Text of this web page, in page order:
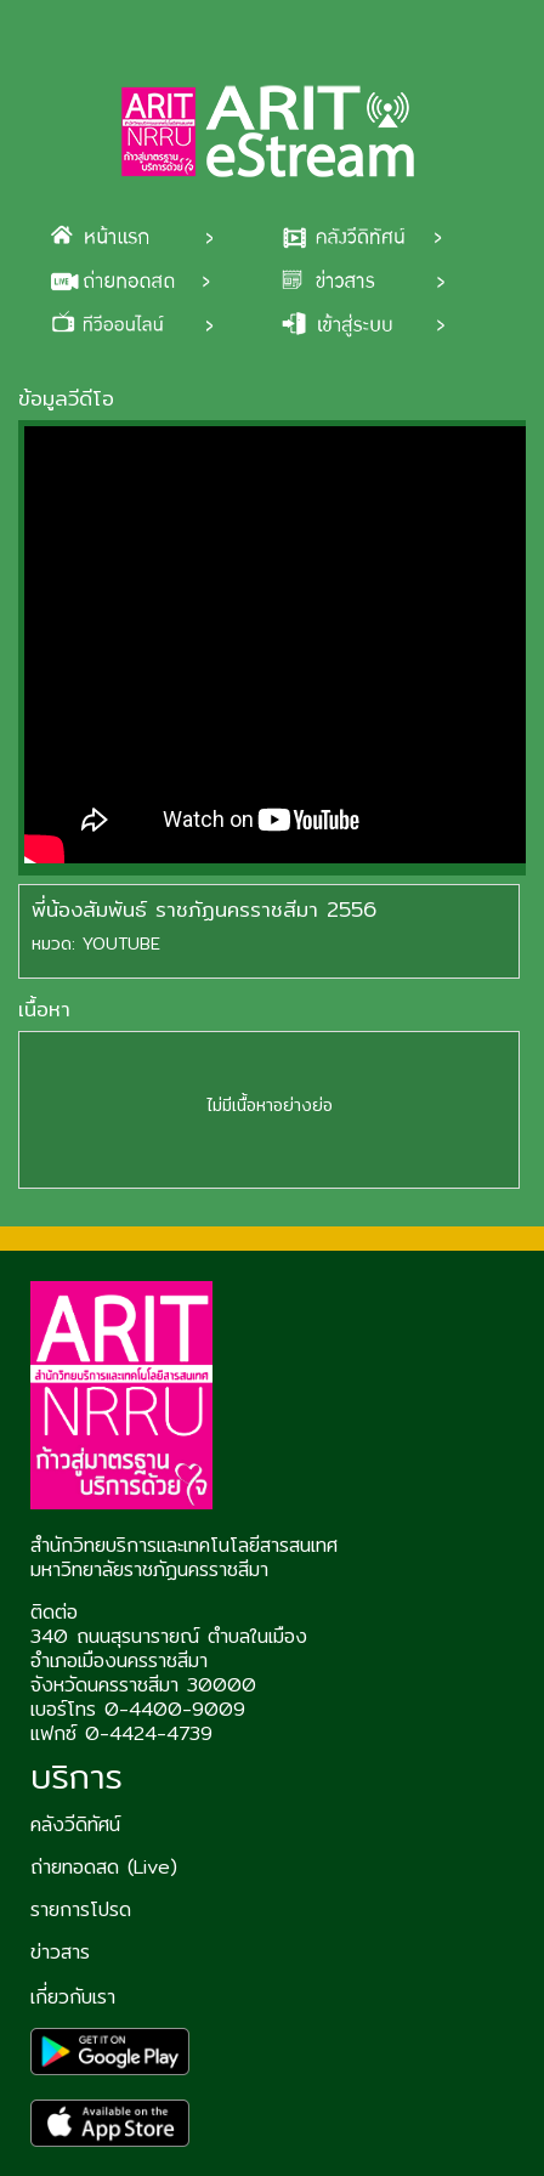
ข้อมูลวีดีโอ
พี่น้องสัมพันธ์ ราชภัฏนครราชสีมา 2556
หมวด: YOUTUBE
เนื้อหา
ไม่มีเนื้อหาอย่างย่อ
สำนักวิทยบริการและเทคโนโลยีสารสนเทศ
มหาวิทยาลัยราชภัฏนครราชสีมา
ติดต่อ
340 ถนนสุรนารายณ์ ตำบลในเมือง
อำเภอเมืองนครราชสีมา
จังหวัดนครราชสีมา 30000
เบอร์โทร 0-4400-9009
แฟกซ์ 0-4424-4739
บริการ
คลังวีดิทัศน์
ถ่ายทอดสด (Live)
รายการโปรด
ข่าวสาร
เกี่ยวกับเรา